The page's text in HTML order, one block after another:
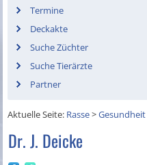
Termine
Deckakte
Suche Züchter
Suche Tierärzte
Partner
Aktuelle Seite: Rasse>Gesundheit
Dr. J. Deicke